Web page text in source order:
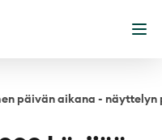
päivän aikana -